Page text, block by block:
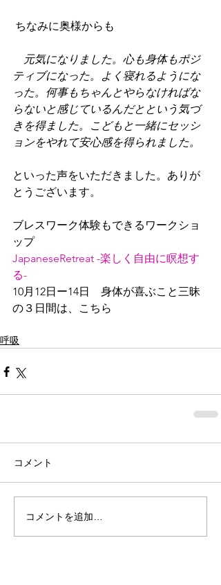
ちなみに奥様からも
元気になりました。心も身体もポジ
ティブになった。よく寝れるようにな
った。何事もちゃんとやらなければな
らないと感じているんだとという気づ
きを得ました。こどもと一緒にセッシ
ョンをやれて安心感を得られました。
といった声をいただきました。ありが
とうございます。
ブレスワーク体験もできるワークショ
ップ
JapaneseRetreat -楽しく自由に瞑想す
る-
10月12日ー14日　身体が喜ぶこと三昧
の３日間は、こちら
呼吸
コメント
コメントを追加…